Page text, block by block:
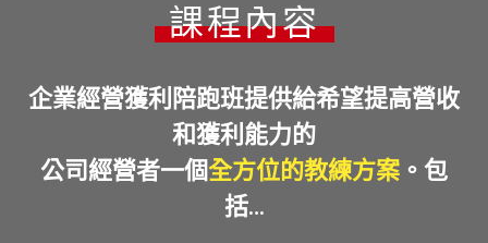
課程內容
企業經營獲利陪跑班提供給希望提高營收
和獲利能力的
公司經營者一個全方位的教練方案 。包
括…